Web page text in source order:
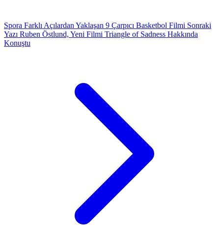
Spora Farklı Açılardan Yaklaşan 9 Çarpıcı Basketbol Filmi Sonraki
Yazı Ruben Östlund, Yeni Filmi Triangle of Sadness Hakkında
Konuştu